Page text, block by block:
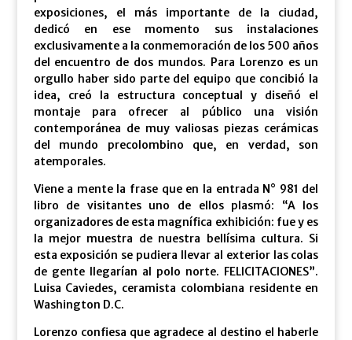
exposiciones, el más importante de la ciudad,
dedicó en ese momento sus instalaciones
exclusivamente a la conmemoración de los 500 años
del encuentro de dos mundos. Para Lorenzo es un
orgullo haber sido parte del equipo que concibió la
idea, creó la estructura conceptual y diseñó el
montaje para ofrecer al público una visión
contemporánea de muy valiosas piezas cerámicas
del mundo precolombino que, en verdad, son
atemporales.
Viene a mente la frase que en la entrada N° 981 del
libro de visitantes uno de ellos plasmó: “A los
organizadores de esta magnífica exhibición: fue y es
la mejor muestra de nuestra bellísima cultura. Si
esta exposición se pudiera llevar al exterior las colas
de gente llegarían al polo norte. FELICITACIONES”.
Luisa Caviedes, ceramista colombiana residente en
Washington D.C.
Lorenzo confiesa que agradece al destino el haberle